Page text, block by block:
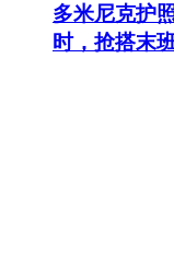
多米尼克护
时，抢搭末